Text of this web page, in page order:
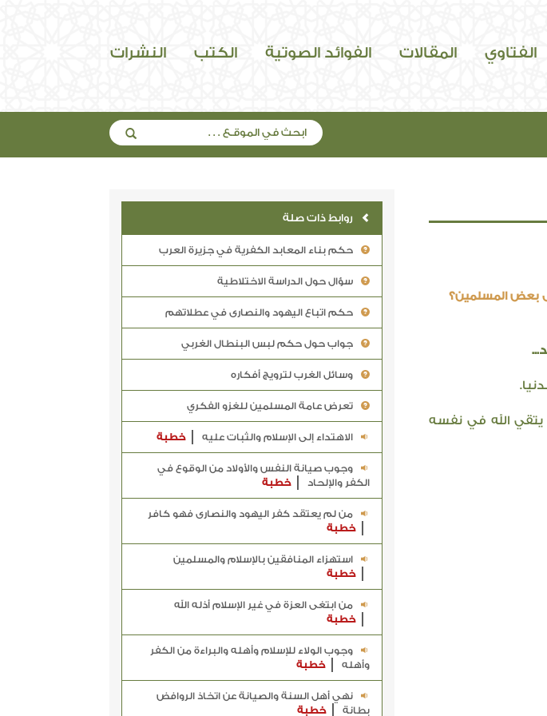
الفتاوي المقالات الفوائد الصوتية الكتب النشرات
بعض المسلمين؟
الله في نفسه
روابط ذات صلة
حكم بناء المعابد الكفرية في جزيرة العرب
سؤال حول الدراسة الاختلاطية
حكم اتباع اليهود والنصارى في عطلاتهم
جواب حول حكم لبس البنطال الغربي
وسائل الغرب لترويج أفكاره
تعرض عامة المسلمين للغزو الفكري
الاهتداء إلى الإسلام والثبات عليه خطبة
وجوب صيانة النفس والأولاد من الوقوع في
الكفر والإلحاد
خطبة
من لم يعتقد كفر اليهود والنصارى فهو كافر
خطبة
استهزاء المنافقين بالإسلام والمسلمين
خطبة
من ابتغى العزة في غير الإسلام أذله الله
خطبة
وجوب الولاء للإسلام وأهله والبراءة من الكفر
وأهله
خطبة
نهي أهل السنة والصيانة عن اتخاذ الروافض
بطانة
خطبة